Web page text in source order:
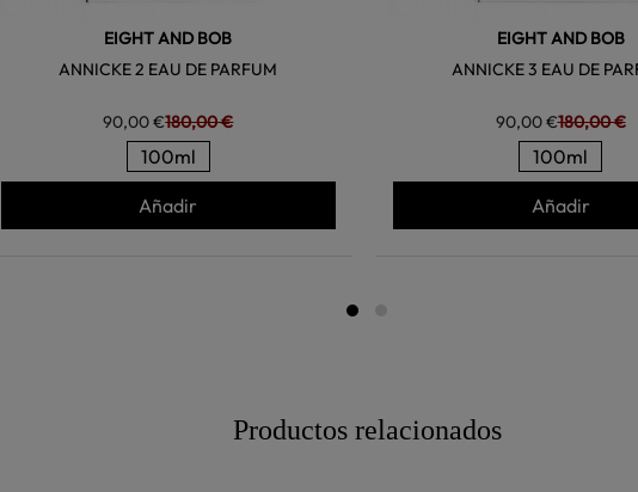
EIGHT AND BOB
ANNICKE 2 EAU DE PARFUM
90,00 €180,00 €
100ml
Añadir
EIGHT AND BOB
ANNICKE 3 EAU DE
90,00 €180,00 €
100ml
Añadir
Productos relacionados